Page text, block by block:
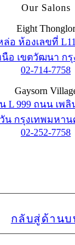
Our Salons
Eight Thonglor
ล่อ ห้องเลขที่
อ เขตวัฒนา กรุ
02-714-7758
Gaysorn
L 999 ถนน เพ
น กรุงเทพมหาน
02-252-7758
กลับสู่ด้านบ